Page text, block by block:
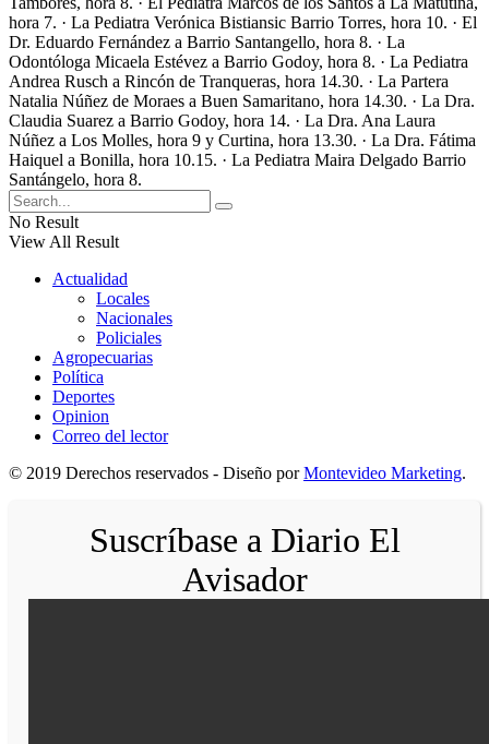
hora 7. · La Pediatra Verónica Bistiansic Barrio Torres, hora 10. · El
Dr. Eduardo Fernández a Barrio Santangello, hora 8. · La
Odontóloga Micaela Estévez a Barrio Godoy, hora 8. · La Pediatra
Andrea Rusch a Rincón de Tranqueras, hora 14.30. · La Partera
Natalia Núñez de Moraes a Buen Samaritano, hora 14.30. · La Dra.
Claudia Suarez a Barrio Godoy, hora 14. · La Dra. Ana Laura
Núñez a Los Molles, hora 9 y Curtina, hora 13.30. · La Dra. Fátima
Haiquel a Bonilla, hora 10.15. · La Pediatra Maira Delgado Barrio
Santángelo, hora 8.
No Result
View All Result
Actualidad
Locales
Nacionales
Policiales
Agropecuarias
Política
Deportes
Opinion
Correo del lector
© 2019 Derechos reservados - Diseño porMontevideo Marketing.
Suscríbase a Diario El
Avisador